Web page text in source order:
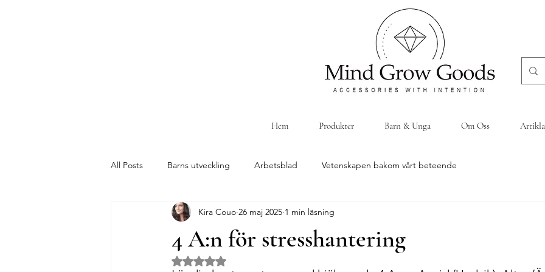
Hem Produkter Barn & Unga Om Oss
All Posts Barns utveckling Arbetsblad Vetenskapen bakom vårt beteende
4 A:n för stresshantering
Kira Couo 26 maj 2025 1 min läsning
Betygsatt till NaN av 5 stjärnor.